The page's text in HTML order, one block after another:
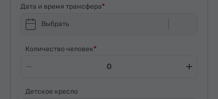
Дата и время трансфера
Выбрать
Количество человек
Детское кресло